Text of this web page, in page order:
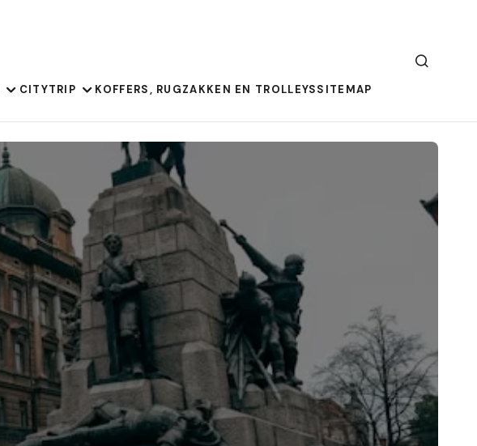
CITYTRIP KOFFERS, RUGZAKKEN EN TROLLEYSSITEMAP